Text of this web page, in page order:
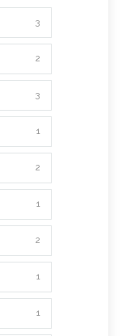
3
2
3
1
2
1
2
1
1